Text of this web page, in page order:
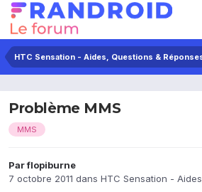
HTC Sensation - Aides, Questions &
Problème MMS
MMS
Parflopiburne
7 octobre 2011 dans HTC Sensation -